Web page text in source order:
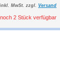
inkl. MwSt. zzgl. Versand
2 Stück verfügbar